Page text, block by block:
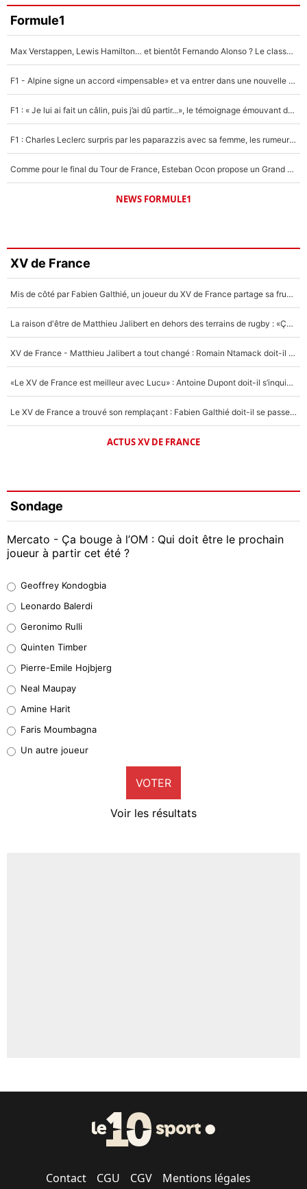
Formule1
Max Verstappen, Lewis Hamilton… et bientôt Fernando Alonso ? Le classement des pilotes les mieux payés en Formule 1 risque de changer !
F1 - Alpine signe un accord «impensable» et va entrer dans une nouvelle dimension : Grande nouvelle pour Pierre Gasly !
F1 : « Je lui ai fait un câlin, puis j’ai dû partir...», le témoignage émouvant de Max Verstappen sur sa fille
F1 : Charles Leclerc surpris par les paparazzis avec sa femme, les rumeurs étaient vraies !
Comme pour le final du Tour de France, Esteban Ocon propose un Grand Prix de Formule 1 à Paris : «Autour de l’Arc de Triomphe, ce serait génial» !
NEWS FORMULE1
XV de France
Mis de côté par Fabien Galthié, un joueur du XV de France partage sa frustration : «ils ne me l’ont pas dit tout de suite»
La raison d'être de Matthieu Jalibert en dehors des terrains de rugby : «Ça m'atteint autant que si tu touches à un membre de ma famille»
XV de France - Matthieu Jalibert a tout changé : Romain Ntamack doit-il s’inquiéter pour sa place à un an de la Coupe du monde ?
«Le XV de France est meilleur avec Lucu» : Antoine Dupont doit-il s’inquiéter pour sa place ?
Le XV de France a trouvé son remplaçant : Fabien Galthié doit-il se passer d'Antoine Dupont ?
ACTUS XV DE FRANCE
Sondage
Mercato - Ça bouge à l’OM : Qui doit être le prochain
joueur à partir cet été ?
38%
32%
5%
1%
9%
Geoffrey Kondogbia
Leonardo Balerdi
Geronimo Rulli
Quinten Timber
Pierre-Emile Hojbjerg
Neal Maupay
Amine Harit
Faris Moumbagna
Un autre joueur
VOTER
Voir les résultats
Contact CGU CGV Mentions légales